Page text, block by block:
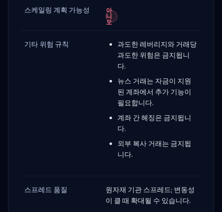
스케일링 계획 가능성
아
니
오
기타 위험 규칙
과도한 레버리지와 거래당
과도한 위험은 금지됩니
다.
뉴스 거래는 자금이 지원
된 계좌에서 추가 기능이
필요합니다.
계좌 간 헤징은 금지됩니
다.
외부 복사 거래는 금지됩
니다.
스프레드 품질
원자재 기관 스프레드; 변동성
이 클 때 확대될 수 있습니다.